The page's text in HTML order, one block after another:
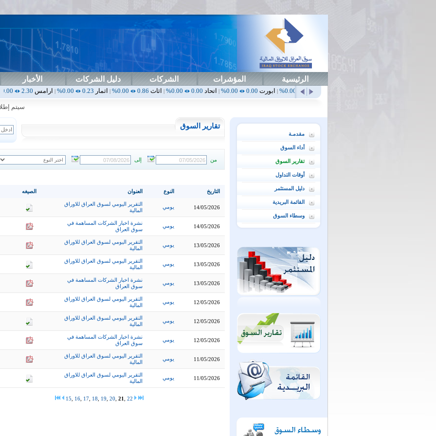
الرئيسية المؤشرات الشركات دليل الشركات الأخبار
|ابورت0.00
0.00%
|اتحاد 0.00
|اثاث 0.00%
|اثمار 0.23
|ارامس2.30
|اربيل 0.00
سيتم إطلاق
مقدمـة
أداء السوق
تقارير السوق
أوقات التداول
دليل المستثمر
القائمة البريدية
وسطاء السوق
تقارير السوق
من إلى
الصيغه العنوان النوع التاريخ
التقرير اليومي لسوق العراق للاوراق
المالية
يومي 14/05/2026
نشرة اخبار الشركات المساهمة في
سوق العراق
يومي 14/05/2026
التقرير اليومي لسوق العراق للاوراق
المالية
يومي 13/05/2026
التقرير اليومي لسوق العراق للاوراق
المالية
يومي 13/05/2026
نشرة اخبار الشركات المساهمة في
سوق العراق
يومي 13/05/2026
التقرير اليومي لسوق العراق للاوراق
المالية
يومي 12/05/2026
التقرير اليومي لسوق العراق للاوراق
المالية
يومي 12/05/2026
نشرة اخبار الشركات المساهمة في
سوق العراق
يومي 12/05/2026
التقرير اليومي لسوق العراق للاوراق
المالية
يومي 11/05/2026
التقرير اليومي لسوق العراق للاوراق
المالية
يومي 11/05/2026
15 16 17 18 19 20 21 22